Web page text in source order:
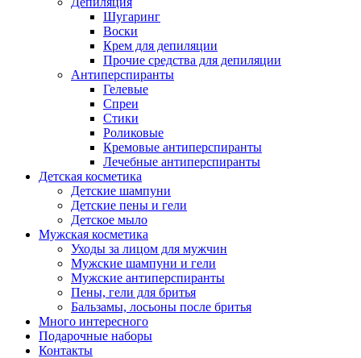
Шугаринг
Воски
Крем для депиляции
Прочие средства для депиляции
Антиперспиранты
Гелевые
Спреи
Стики
Роликовые
Кремовые антиперспиранты
Лечебные антиперспиранты
Детская косметика
Детские шампуни
Детские пены и гели
Детское мыло
Мужская косметика
Уходы за лицом для мужчин
Мужские шампуни и гели
Мужские антиперспиранты
Пены, гели для бритья
Бальзамы, лосьоны после бритья
Много интересного
Подарочные наборы
Контакты